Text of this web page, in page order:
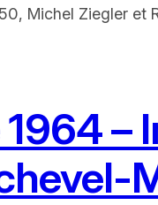
Michel Ziegler
–